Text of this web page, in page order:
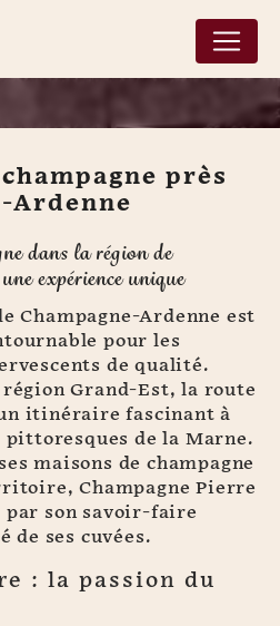
de cave
près de
Ardenne
près
Ardenne
dans la région de
expérience unique
Champagne-Ardenne est
pour les
de qualité.
Grand-Est, la route
itinéraire fascinant à
de la Marne.
maisons de champagne
Champagne Pierre
par son savoir-faire
de ses cuvées.
: la passion du